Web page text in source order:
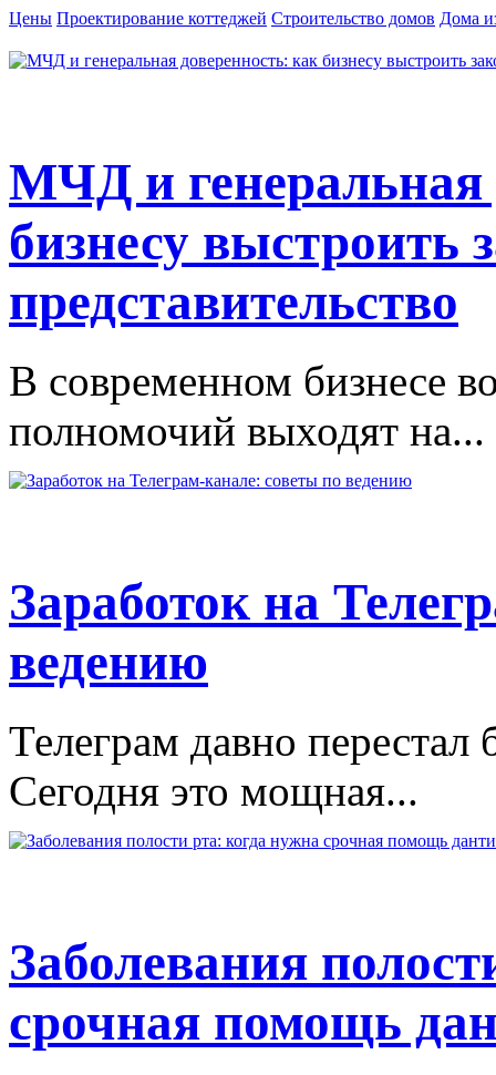
Цены Проектирование коттеджей Строительство домов Дома
МЧД и генеральная
бизнесу выстроить
представительство
В современном бизнесе
полномочий выходят на...
Заработок на
ведению
Телеграм давно
Сегодня это мощная...
Заболевания
срочная помощь